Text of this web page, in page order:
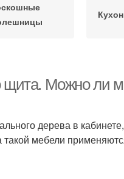
Можно ли
дерева в
такой мебели